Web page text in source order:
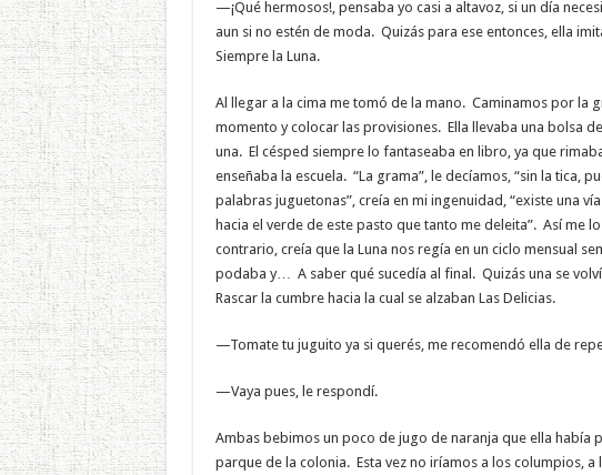
—¡Qué hermosos!, pensaba yo casi a altavoz, si un día
aun si no estén de moda. Quizás para ese entonces, ella
Siempre la Luna.
Al llegar a la cima me tomó de la mano. Caminamos por la
momento y colocar las provisiones. Ella llevaba una bolsa
una. El césped siempre lo fantaseaba en libro, ya que
enseñaba la escuela. “La grama”, le decíamos, “sin la tica,
palabras juguetonas”, creía en mi ingenuidad, “existe una
hacia el verde de este pasto que tanto me deleita”. Así me
contrario, creía que la Luna nos regía en un ciclo mensual
podaba y… A saber qué sucedía al final. Quizás una se
Rascar la cumbre hacia la cual se alzaban Las Delicias.
—Tomate tu juguito ya si querés, me recomendó ella de
—Vaya pues, le respondí.
Ambas bebimos un poco de jugo de naranja que ella había
parque de la colonia. Esta vez no iríamos a los columpios,